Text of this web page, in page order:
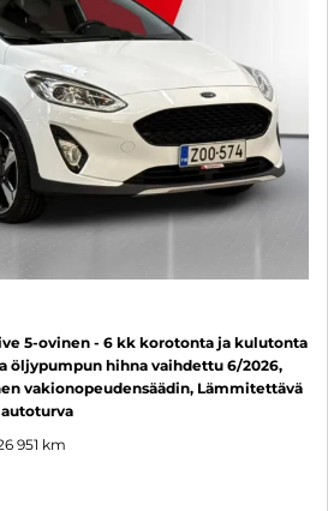
5-ovinen - 6 kk korotonta ja kulutonta
öljypumpun hihna vaihdettu 6/2026,
vakionopeudensäädin, Lämmitettävä
951 km